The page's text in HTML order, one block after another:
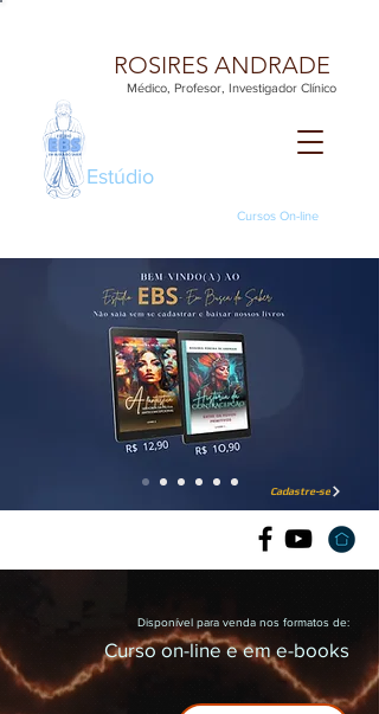
ROSIRES ANDRADE
Médico, Profesor, Investigador Clínico
Cursos On-line
Estúdio
Cadastre-se
Disponível para venda nos formatos de:
Curso on-line e em e-books